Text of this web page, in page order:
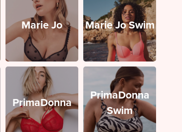
Marie Jo Marie Jo Swim
PrimaDonna
PrimaDonna
Swim